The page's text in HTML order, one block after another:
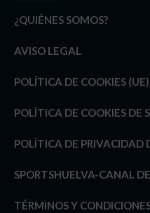
¿QUIÉNES SOMOS?
AVISO LEGAL
POLÍTICA DE COOKIES (UE)
POLÍTICA DE COOKIES DE
POLÍTICA DE PRIVACIDAD
SPORTSHUELVA-CANAL
TÉRMINOS Y